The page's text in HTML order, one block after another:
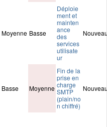
Moyenne Basse
Déploie
ment et
mainten
ance
des
services
utilisate
ur
Basse Moyenne
Fin de la
prise en
charge
SMTP
(plain/no
n chiffré)